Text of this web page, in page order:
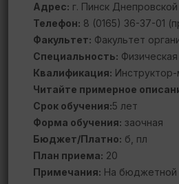
Адрес: г. Пинск
Телефон: 8 (0165) 36-37-01
Факультет: Факультет
Специальность:
Квалификация:
Читайте примерное
Срок обучения:5 лет
Форма обучения: заочная
Бюджет/Платно: б, пл
План приема: 20
Примечания: На бюджетной